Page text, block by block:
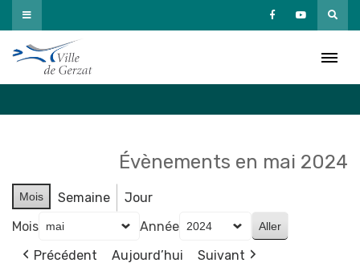
Passer
au
contenu
Évènements en mai 2024
Mois Semaine
Jour
Mois
Année
Précédent
Aujourd’hui Suivant